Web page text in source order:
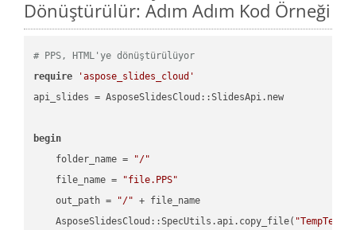
Dönüştürülür: Adım Adım Kod Örneği
# PPS, HTML'ye dönüştürülüyor
require
'aspose_slides_cloud'
api_slides = AsposeSlidesCloud::SlidesApi.new
begin
    folder_name =
"/"
    file_name =
"file.PPS"
    out_path =
"/" + file_name
    AsposeSlidesCloud::SpecUtils.api.copy_file(